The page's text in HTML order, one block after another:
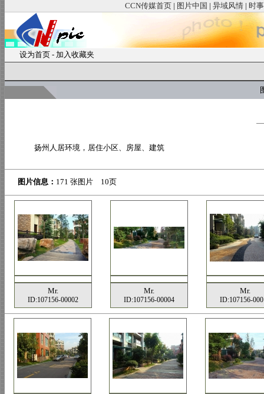
CCN传媒首页 | 图片中国 | 异域风情 | 时
设为首页 - 加入收藏夹
扬州人居环境，居住小区、房屋、建筑
图片信息： 171 张图片 10页
Mr.
ID:107156-00002
Mr.
ID:107156-00004
Mr.
ID:107156-